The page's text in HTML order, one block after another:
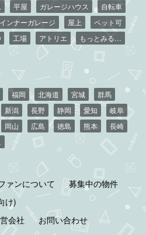
平屋 ガレージハウス
自転車
インナーガレージ 屋上
ペット可
工場 アトリエ もっとみる…
福岡 北海道 宮城
群馬
新潟 長野 静岡 愛知
岐阜
岡山 広島 徳島 熊本
長崎
ァンについて
募集中の物件
け)
会社 お問い合わせ